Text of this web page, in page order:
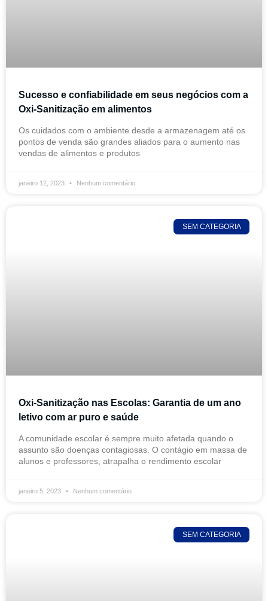
Sucesso e confiabilidade em seus negócios com a
Oxi-Sanitização em alimentos
Os cuidados com o ambiente desde a armazenagem até os
pontos de venda são grandes aliados para o aumento nas
vendas de alimentos e produtos
janeiro 12, 2023 Nenhum comentário
SEM CATEGORIA
Oxi-Sanitização nas Escolas: Garantia de um ano
letivo com ar puro e saúde
A comunidade escolar é sempre muito afetada quando o
assunto são doenças contagiosas. O contágio em massa de
alunos e professores, atrapalha o rendimento escolar
janeiro 5, 2023 Nenhum comentário
SEM CATEGORIA